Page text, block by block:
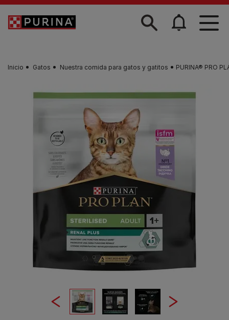
Skip to main content
Inicio Gatos Nuestra comida para gatos y gatitos PURINA® PRO